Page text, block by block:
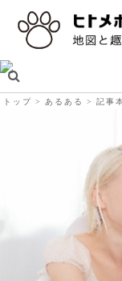
トップ あるある 記事